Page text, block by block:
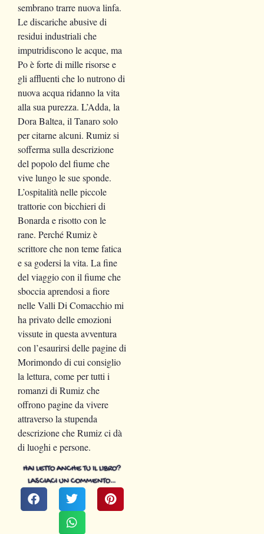
HAI LETTO ANCHE TU IL LIBRO?
LASCIACI UN COMMENTO…
sembrano trarre nuova linfa.
Le discariche abusive di
residui industriali che
imputridiscono le acque, ma
Po è forte di mille risorse e
gli affluenti che lo nutrono di
nuova acqua ridanno la vita
alla sua purezza. L’Adda, la
Dora Baltea, il Tanaro solo
per citarne alcuni. Rumiz si
sofferma sulla descrizione
del popolo del fiume che
vive lungo le sue sponde.
L’ospitalità nelle piccole
trattorie con bicchieri di
Bonarda e risotto con le
rane. Perché Rumiz è
scrittore che non teme fatica
e sa godersi la vita. La fine
del viaggio con il fiume che
sboccia aprendosi a fiore
nelle Valli Di Comacchio mi
ha privato delle emozioni
vissute in questa avventura
con l’esaurirsi delle pagine di
Morimondo di cui consiglio
la lettura, come per tutti i
romanzi di Rumiz che
offrono pagine da vivere
attraverso la stupenda
descrizione che Rumiz ci dà
di luoghi e persone.